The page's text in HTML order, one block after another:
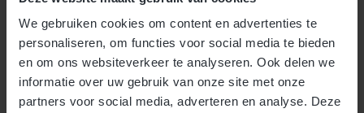
We gebruiken cookies om content en advertenties te
personaliseren, om functies voor social media te bieden
en om ons websiteverkeer te analyseren. Ook delen we
informatie over uw gebruik van onze site met onze
partners voor social media, adverteren en analyse. Deze
Voor bedrijven bieden wij onze nieuwe en zeer effectieve
uurs Incompany trainingaan.
Als particulier kunt u uw hoogwerker certificaat halen
opmeerdere locatiesdoor heel het land.